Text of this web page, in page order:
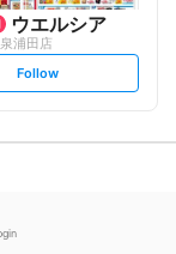
ウエルシア
浦田店
s
l
Follow